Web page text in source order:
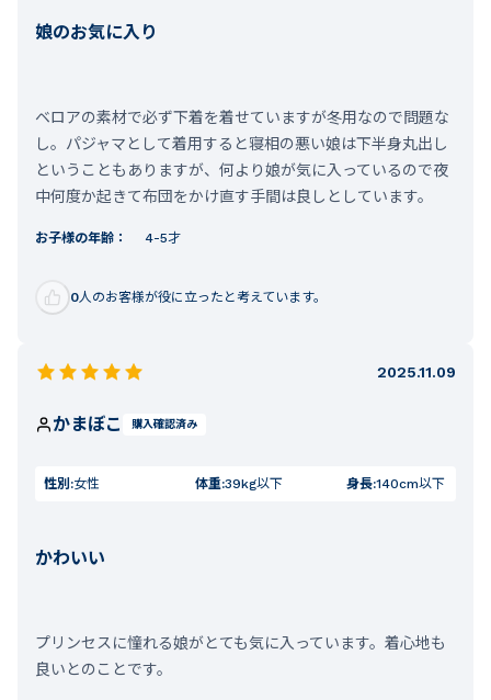
娘のお気に入り
ベロアの素材で必ず下着を着せていますが冬用なので問題な
し。パジャマとして着用すると寝相の悪い娘は下半身丸出し
ということもありますが、何より娘が気に入っているので夜
中何度か起きて布団をかけ直す手間は良しとしています。
お子様の年齢： 4-5才
0人のお客様が役に立ったと考えています。
2025.11.09
かまぼこ 購入確認済み
性別:女性 体重:39kg以下 身長:140cm以下
かわいい
プリンセスに憧れる娘がとても気に入っています。着心地も
良いとのことです。